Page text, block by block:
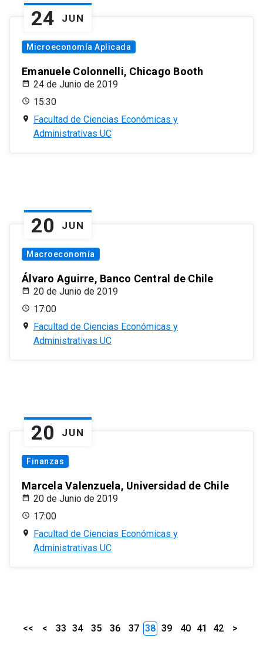
24 JUN
Microeconomía Aplicada
Emanuele Colonnelli, Chicago Booth
24 de Junio de 2019
15:30
Facultad de Ciencias Económicas y
Administrativas UC
20 JUN
Macroeconomía
Álvaro Aguirre, Banco Central de Chile
20 de Junio de 2019
17:00
Facultad de Ciencias Económicas y
Administrativas UC
20 JUN
Finanzas
Marcela Valenzuela, Universidad de Chile
20 de Junio de 2019
17:00
Facultad de Ciencias Económicas y
Administrativas UC
<< < 33 34 35 36 37 38 39 40 41 42 >